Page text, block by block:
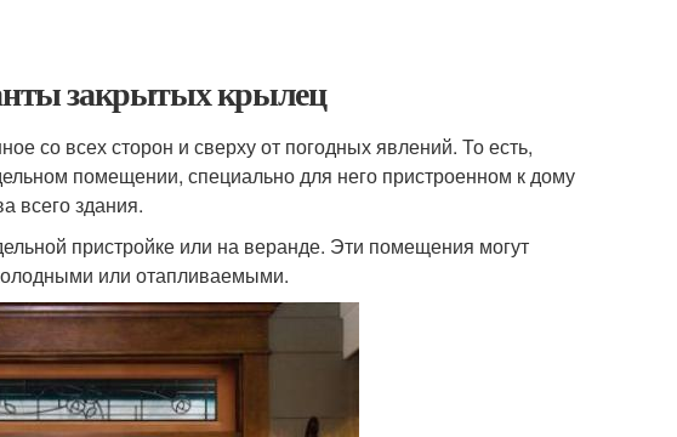
закрытых крылец
со всех сторон и сверху от погодных явлений. То есть,
помещении, специально для него пристроенном к дому
всего здания.
пристройке или на веранде. Эти помещения могут
или отапливаемыми.